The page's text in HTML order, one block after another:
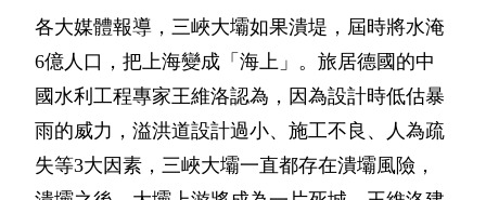
各大媒體報導，三峽大壩如果潰堤，屆時將水淹
6億人口，把上海變成「海上」。旅居德國的中
國水利工程專家王維洛認為，因為設計時低估暴
雨的威力，溢洪道設計過小、施工不良、人為疏
失等3大因素，三峽大壩一直都存在潰壩風險，